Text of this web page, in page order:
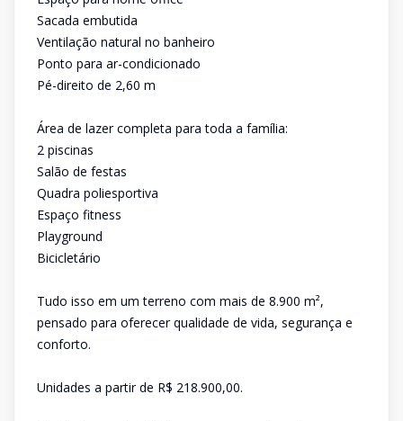
Sacada embutida
Ventilação natural no banheiro
Ponto para ar-condicionado
Pé-direito de 2,60 m
Área de lazer completa para toda a família:
2 piscinas
Salão de festas
Quadra poliesportiva
Espaço fitness
Playground
Bicicletário
Tudo isso em um terreno com mais de 8.900 m²,
pensado para oferecer qualidade de vida, segurança e
conforto.
Unidades a partir de R$ 218.900,00.